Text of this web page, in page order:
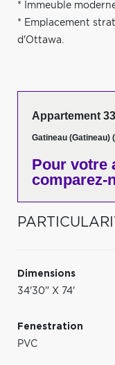
* Immeuble
* Emplacement
d'Ottawa.
Appartement
Gatineau (Gatineau)
Pour votre
comparez-
Dimensions
34'30" X 74'
Fenestration
PVC